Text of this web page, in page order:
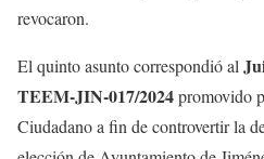
revocaron.
El quinto asunto correspondió al
TEEM-JIN-017/2024promovido
Ciudadano a fin de controvertir la